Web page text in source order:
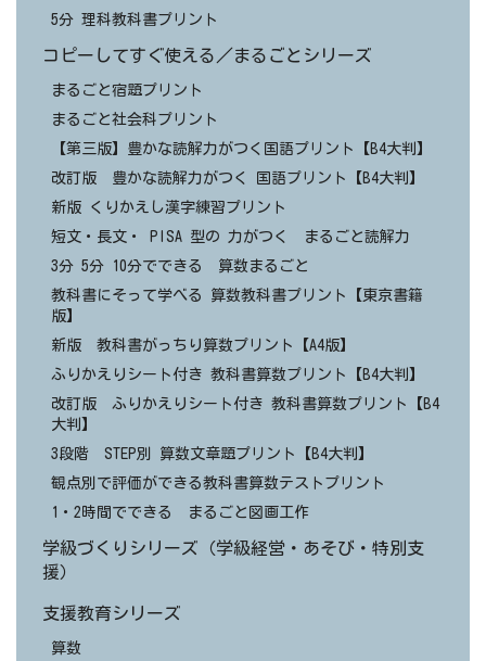
5分 理科教科書プリント
コピーしてすぐ使える／まるごとシリーズ
まるごと宿題プリント
まるごと社会科プリント
【第三版】豊かな読解力がつく国語プリント【B4大判】
改訂版 豊かな読解力がつく 国語プリント【B4大判】
新版 くりかえし漢字練習プリント
短文・長文・ PISA 型の 力がつく まるごと読解力
3分 5分 10分でできる 算数まるごと
教科書にそって学べる 算数教科書プリント【東京書籍
版】
新版 教科書がっちり算数プリント【A4版】
ふりかえりシート付き 教科書算数プリント【B4大判】
改訂版 ふりかえりシート付き 教科書算数プリント【B4
大判】
3段階 STEP別 算数文章題プリント【B4大判】
観点別で評価ができる教科書算数テストプリント
1・2時間でできる まるごと図画工作
学級づくりシリーズ（学級経営・あそび・特別支
援）
支援教育シリーズ
算数